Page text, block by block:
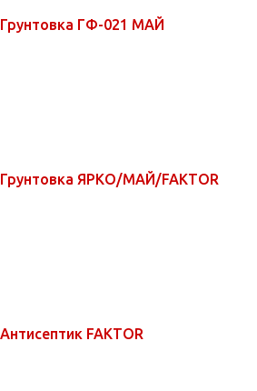
Грунтовка ГФ-021 МАЙ
Грунтовка ЯРКО/МАЙ/FAKTOR
Антисептик FAKTOR